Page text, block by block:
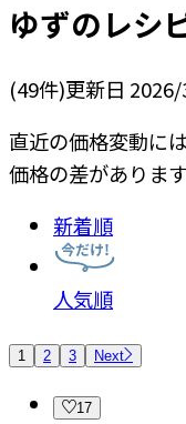
ゆずのレシ
(49件)更新日
直近の価格変動に
価格の差があります
新着順
人気順
1 2 3 Next
17